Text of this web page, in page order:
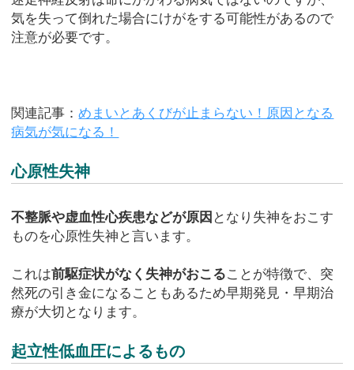
気を失って倒れた場合にけがをする可能性があるので
注意が必要です。
関連記事：めまいとあくびが止まらない！原因となる
病気が気になる！
心原性失神
不整脈や虚血性心疾患などが原因 となり失神をおこす
ものを心原性失神と言います。
これは前駆症状がなく失神がおこる ことが特徴で、突
然死の引き金になることもあるため早期発見・早期治
療が大切となります。
起立性低血圧によるもの